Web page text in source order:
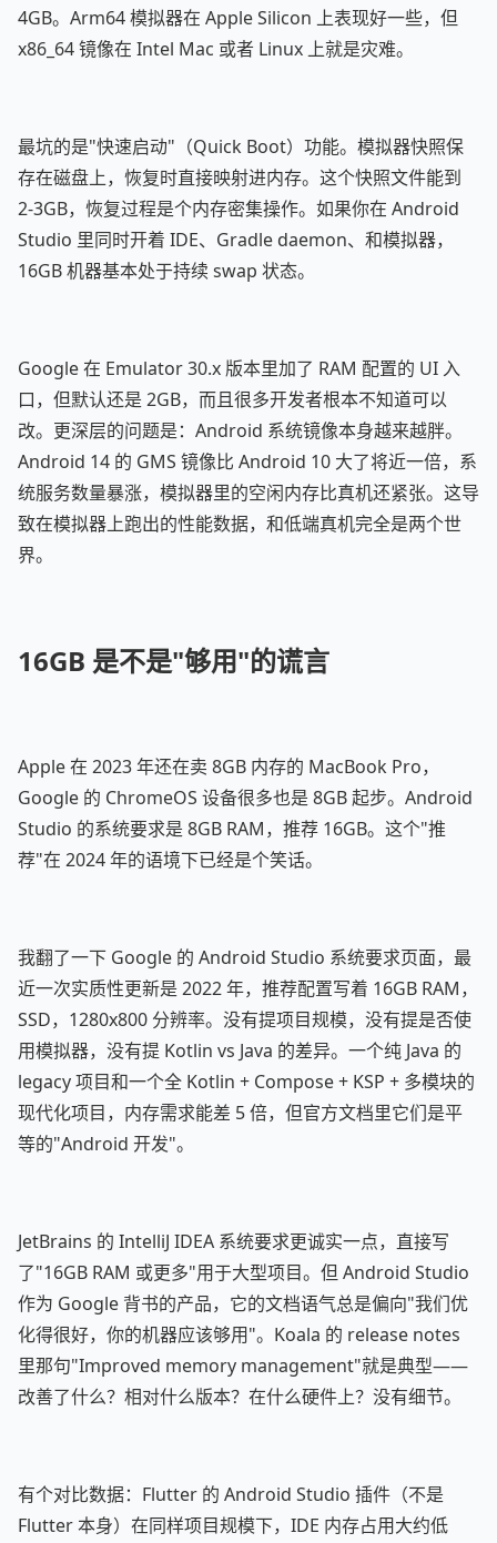
4GB。Arm64 模拟器在 Apple Silicon 上表现好一些，但
x86_64 镜像在 Intel Mac 或者 Linux 上就是灾难。
最坑的是"快速启动"（Quick Boot）功能。模拟器快照保
存在磁盘上，恢复时直接映射进内存。这个快照文件能到
2-3GB，恢复过程是个内存密集操作。如果你在 Android
Studio 里同时开着 IDE、Gradle daemon、和模拟器，
16GB 机器基本处于持续 swap 状态。
Google 在 Emulator 30.x 版本里加了 RAM 配置的 UI 入
口，但默认还是 2GB，而且很多开发者根本不知道可以
改。更深层的问题是：Android 系统镜像本身越来越胖。
Android 14 的 GMS 镜像比 Android 10 大了将近一倍，系
统服务数量暴涨，模拟器里的空闲内存比真机还紧张。这导
致在模拟器上跑出的性能数据，和低端真机完全是两个世
界。
16GB 是不是"够用"的谎言
Apple 在 2023 年还在卖 8GB 内存的 MacBook Pro，
Google 的 ChromeOS 设备很多也是 8GB 起步。Android
Studio 的系统要求是 8GB RAM，推荐 16GB。这个"推
荐"在 2024 年的语境下已经是个笑话。
我翻了一下 Google 的 Android Studio 系统要求页面，最
近一次实质性更新是 2022 年，推荐配置写着 16GB RAM，
SSD，1280x800 分辨率。没有提项目规模，没有提是否使
用模拟器，没有提 Kotlin vs Java 的差异。一个纯 Java 的
legacy 项目和一个全 Kotlin + Compose + KSP + 多模块的
现代化项目，内存需求能差 5 倍，但官方文档里它们是平
等的"Android 开发"。
JetBrains 的 IntelliJ IDEA 系统要求更诚实一点，直接写
了"16GB RAM 或更多"用于大型项目。但 Android Studio
作为 Google 背书的产品，它的文档语气总是偏向"我们优
化得很好，你的机器应该够用"。Koala 的 release notes
里那句"Improved memory management"就是典型——
改善了什么？相对什么版本？在什么硬件上？没有细节。
有个对比数据：Flutter 的 Android Studio 插件（不是
Flutter 本身）在同样项目规模下，IDE 内存占用大约低